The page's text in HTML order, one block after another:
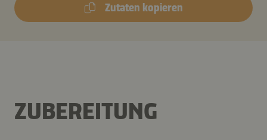
Zutaten kopieren
ZUBEREITUNG